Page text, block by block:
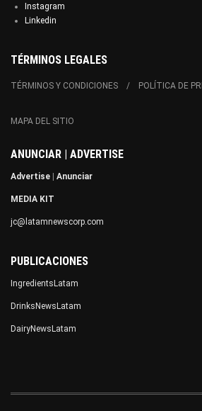
Instagram
Linkedin
TÉRMINOS LEGALES
TÉRMINOS Y CONDICIONES POLÍTICA DE
MAPA DEL SITIO
ANUNCIAR | ADVERTISE
Advertise Anunciar
MEDIA KIT
jc@latamnewscorp.com
PUBLICACIONES
IngredientsLatam
DrinksNewsLatam
DairyNewsLatam